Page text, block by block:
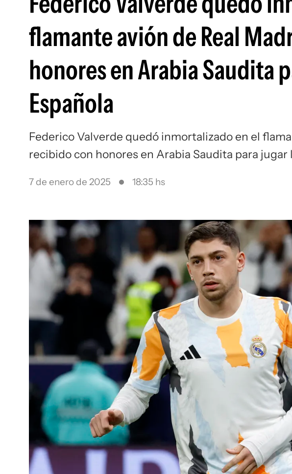
flamante avión de Real
honores en Arabia Saudita
Española
Federico Valverde quedó inmortalizado en el
recibido con honores en Arabia Saudita para jugar
7 de enero de 2025 18:35 hs